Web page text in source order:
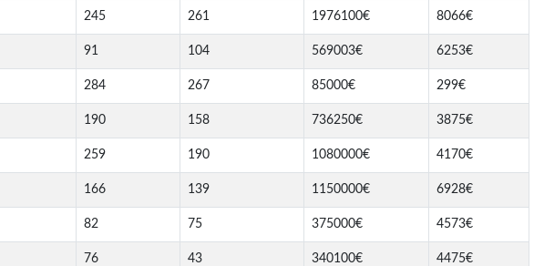
245 261 1976100€ 8066€
91 104 569003€ 6253€
284 267 85000€ 299€
190 158 736250€ 3875€
259 190 1080000€ 4170€
166 139 1150000€ 6928€
82 75 375000€ 4573€
76 43 340100€ 4475€